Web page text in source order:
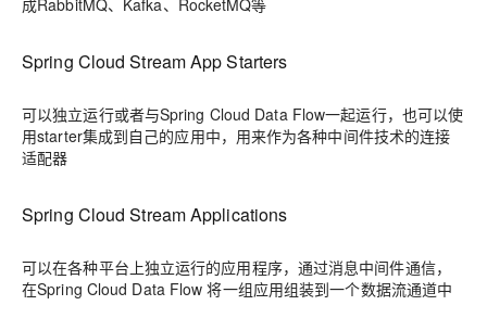
成RabbitMQ、Kafka、RocketMQ等
Spring Cloud Stream App Starters
可以独立运行或者与Spring Cloud Data Flow一起运行，也可以使
用starter集成到自己的应用中，用来作为各种中间件技术的连接
适配器
Spring Cloud Stream Applications
可以在各种平台上独立运行的应用程序，通过消息中间件通信，
在Spring Cloud Data Flow 将一组应用组装到一个数据流通道中